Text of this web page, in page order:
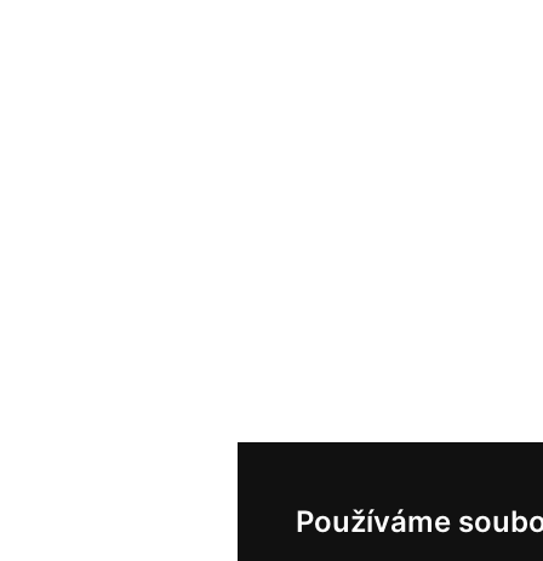
Používáme